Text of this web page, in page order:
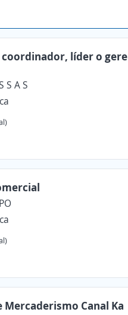
líder o
S A S
Canal Ka